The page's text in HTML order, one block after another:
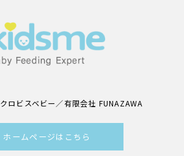
クロビスベビー／有限会社 FUNAZAWA
ホームページはこちら